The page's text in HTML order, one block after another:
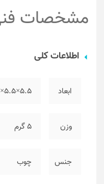
مشخصات
اطلاعات کلی
ابعاد ۵.۵×۵.۵×۰.۳ سانتی‌متر
وزن ۵ گرم
جنس چوب